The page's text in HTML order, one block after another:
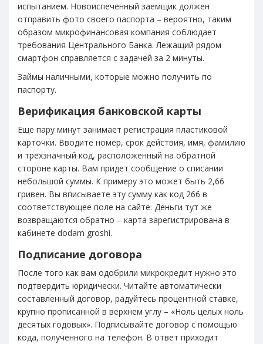
испытанием. Новоиспеченный заемщик должен
отправить фото своего паспорта – вероятно, таким
образом микрофинансовая компания соблюдает
требования Центрального Банка. Лежащий рядом
смартфон справляется с задачей за 2 минуты.
Займы наличными, которые можно получить по
паспорту.
Верификация банковской карты
Еще пару минут занимает регистрация пластиковой
карточки. Вводите номер, срок действия, имя, фамилию
и трехзначный код, расположенный на обратной
стороне карты. Вам придет сообщение о списании
небольшой суммы. К примеру это может быть 2,66
гривен. Вы вписываете эту сумму как код 266 в
соответствующее поле на сайте. Деньги тут же
возвращаются обратно – карта зарегистрирована в
кабинете dodam groshi.
Подписание договора
После того как вам одобрили микрокредит нужно это
подтвердить юридически. Читайте автоматически
составленный договор, радуйтесь процентной ставке,
крупно прописанной в верхнем углу – «Ноль целых ноль
десятых годовых». Подписывайте договор с помощью
кода, полученного на телефон. В ответ приходит